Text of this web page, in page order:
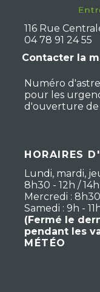
116 Rue
04 78 91 24 55
Contacter la
Numéro
pour les
d'ouverture de
HORAIRES
Lundi, mardi,
8h30 - 12h /
Mercredi :
Samedi : 9h -
(Fermé le
pendant les
MÉTÉO